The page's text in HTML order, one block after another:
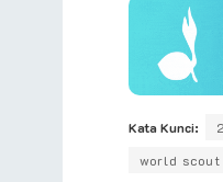
Kata Kunci:
world scout